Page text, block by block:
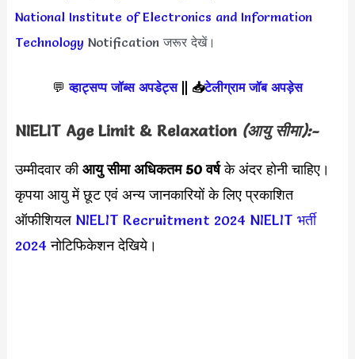
National Institute of Electronics and Information
Technology Notification जरूर देखें।
💬 व्हाट्सप्प जॉब्स अपडेट्स|| 📥टेलीग्राम जॉब अपड़ेस
NIELIT Age Limit & Relaxation (आयु सीमा):-
उम्मीदवार कीआयु सीमा अधिकतम 50 वर्षके अंदर होनी चाहिए।
कृपया आयु में छूट एवं अन्य जानकारियों के लिए प्रकाशित
ऑफीशियल NIELIT Recruitment 2024 NIELIT भर्ती
2024 नोटिफिकेशन देखिये।